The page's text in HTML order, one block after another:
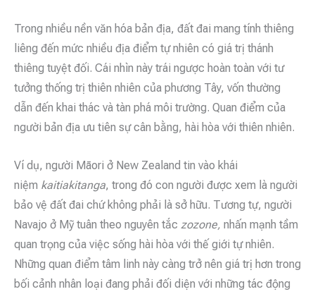
Trong nhiều nền văn hóa bản địa, đất đai mang tính thiêng
liêng đến mức nhiều địa điểm tự nhiên có giá trị thánh
thiêng tuyệt đối. Cái nhìn này trái ngược hoàn toàn với tư
tưởng thống trị thiên nhiên của phương Tây, vốn thường
dẫn đến khai thác và tàn phá môi trường. Quan điểm của
người bản địa ưu tiên sự cân bằng, hài hòa với thiên nhiên.
Ví dụ, người Māori ở New Zealand tin vào khái
niệm kaitiakitanga, trong đó con người được xem là người
bảo vệ đất đai chứ không phải là sở hữu. Tương tự, người
Navajo ở Mỹ tuân theo nguyên tắc zozone, nhấn mạnh tầm
quan trọng của việc sống hài hòa với thế giới tự nhiên.
Những quan điểm tâm linh này càng trở nên giá trị hơn trong
bối cảnh nhân loại đang phải đối diện với những tác động